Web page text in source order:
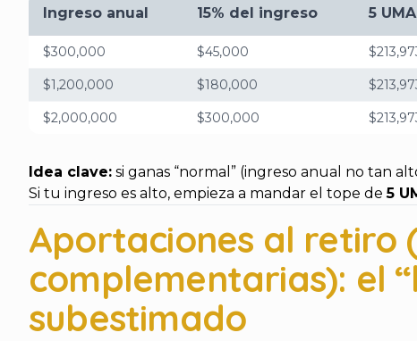
Ingreso anual 15% del ingreso 5
$300,000 $45,000
$1,200,000 $180,000
$2,000,000 $300,000
Idea clave: si ganas “normal” (ingreso anual no tan
Si tu ingreso es alto, empieza a mandar el tope de5
Aportaciones al retiro
complementarias): el
subestimado